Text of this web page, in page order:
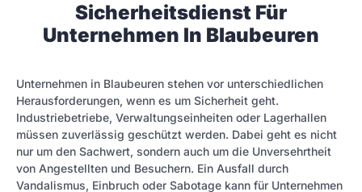
Sicherheitsdienst Für
Unternehmen In Blaubeuren
Unternehmen in Blaubeuren stehen vor unterschiedlichen
Herausforderungen, wenn es um Sicherheit geht.
Industriebetriebe, Verwaltungseinheiten oder Lagerhallen
müssen zuverlässig geschützt werden. Dabei geht es nicht
nur um den Sachwert, sondern auch um die Unversehrtheit
von Angestellten und Besuchern. Ein Ausfall durch
Vandalismus, Einbruch oder Sabotage kann für Unternehmen